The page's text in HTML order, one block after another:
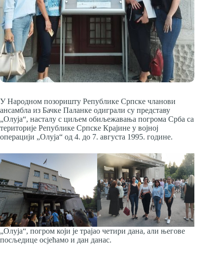
У Народном позоришту Републике Српске чланови
ансамбла из Бачке Паланке одиграли су представу
„Олуја“, насталу с циљем обиљежавања погрома Срба са
територије Републике Српске Крајине у војној
операцији „Олуја“ од 4. до 7. августа 1995. године.
„Олуја“, погром који је трајао четири дана, али његове
посљедице осјећамо и дан данас.